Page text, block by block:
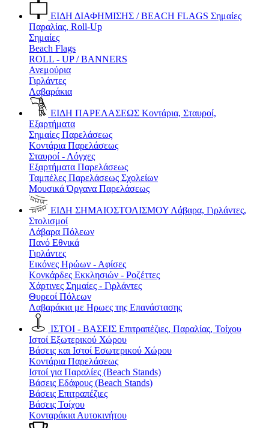
ΕΙΔΗ ΔΙΑΦΗΜΙΣΗΣ / BEACH FLAGS Σημαίες
Παραλίας, Roll-Up
Σημαίες
Beach Flags
ROLL - UP / BANNERS
Ανεμούρια
Γιρλάντες
Λαβαράκια
ΕΙΔΗ ΠΑΡΕΛΑΣΕΩΣ Κοντάρια, Σταυροί,
Εξαρτήματα
Σημαίες Παρελάσεως
Κοντάρια Παρελάσεως
Σταυροί - Λόγχες
Εξαρτήματα Παρελάσεως
Ταμπέλες Παρελάσεως Σχολείων
Μουσικά Όργανα Παρελάσεως
ΕΙΔΗ ΣΗΜΑΙΟΣΤΟΛΙΣΜΟΥ Λάβαρα, Γιρλάντες,
Στολισμοί
Λάβαρα Πόλεων
Πανό Εθνικά
Γιρλάντες
Εικόνες Ηρώων - Αφίσες
Κονκάρδες Εκκλησιών - Ροζέττες
Χάρτινες Σημαίες - Γιρλάντες
Θυρεοί Πόλεων
Λαβαράκια με Ηρωες της Επανάστασης
ΙΣΤΟΙ - ΒΑΣΕΙΣ Επιτραπέζιες, Παραλίας, Τοίχου
Ιστοί Εξωτερικού Χώρου
Βάσεις και Ιστοί Εσωτερικού Χώρου
Κοντάρια Παρελάσεως
Ιστοί για Παραλίες (Beach Stands)
Βάσεις Εδάφους (Beach Stands)
Βάσεις Επιτραπέζιες
Βάσεις Τοίχου
Κονταράκια Αυτοκινήτου